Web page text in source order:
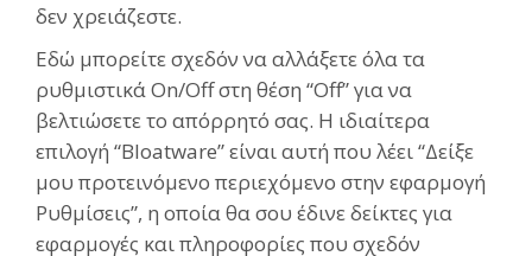
δεν χρειάζεστε.
Εδώ μπορείτε σχεδόν να αλλάξετε όλα τα
ρυθμιστικά On/Off στη θέση “Off” για να
βελτιώσετε το απόρρητό σας. Η ιδιαίτερα
επιλογή “Bloatware” είναι αυτή που λέει “Δείξε
μου προτεινόμενο περιεχόμενο στην εφαρμογή
Ρυθμίσεις”, η οποία θα σου έδινε δείκτες για
εφαρμογές και πληροφορίες που σχεδόν